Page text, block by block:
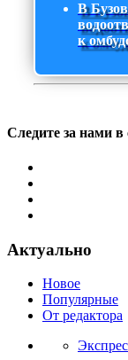
В
к
Следите за нами
Актуально
Новое
Популярные
От редактора